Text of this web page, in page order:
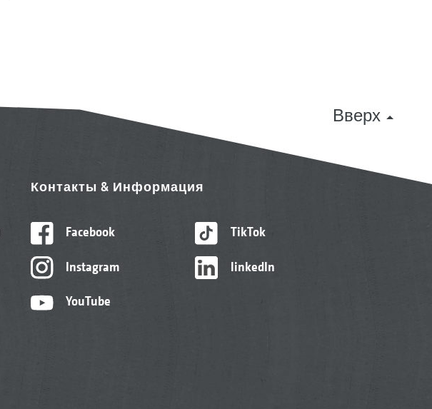
Вверх
Контакты & Информация
Facebook
Instagram
YouTube
TikTok
linkedIn